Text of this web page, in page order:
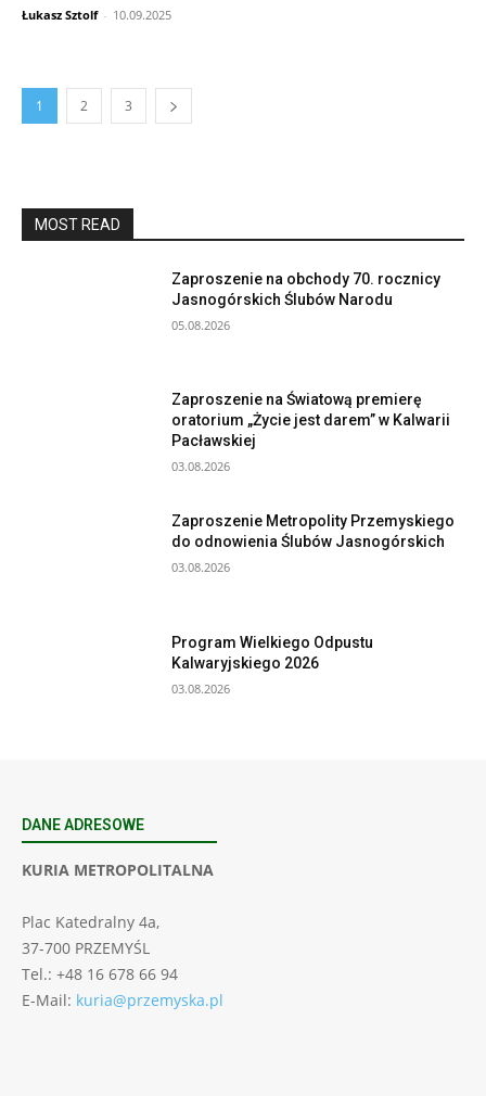
Łukasz Sztolf - 10.09.2025
1 2 3
MOST READ
Zaproszenie na obchody 70. rocznicy
Jasnogórskich Ślubów Narodu
05.08.2026
Zaproszenie na Światową premierę
oratorium „Życie jest darem” w Kalwarii
Pacławskiej
03.08.2026
Zaproszenie Metropolity Przemyskiego
do odnowienia Ślubów Jasnogórskich
03.08.2026
Program Wielkiego Odpustu
Kalwaryjskiego 2026
03.08.2026
DANE ADRESOWE
KURIA METROPOLITALNA
Plac Katedralny 4a,
37-700 PRZEMYŚL
Tel.: +48 16 678 66 94
E-Mail: kuria@przemyska.pl